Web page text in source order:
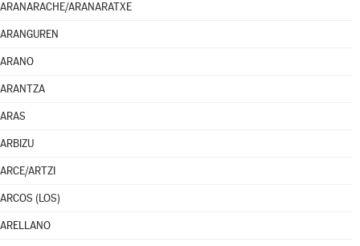
ARANARACHE/ARANARATXE
ARANGUREN
ARANO
ARANTZA
ARAS
ARBIZU
ARCE/ARTZI
ARCOS (LOS)
ARELLANO